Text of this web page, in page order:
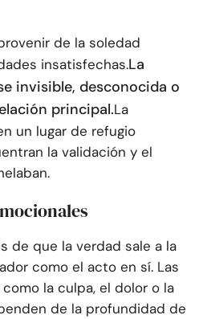
de la soledad
insatisfechas.La
invisible, desconocida o
principal.La
un lugar de refugio
la validación y el
de que la verdad sale a la
como el acto en sí. Las
la culpa, el dolor o la
de la profundidad de